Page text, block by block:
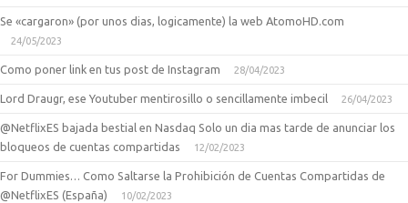
Se «cargaron» (por unos dias, logicamente) la web AtomoHD.com
24/05/2023
Como poner link en tus post de Instagram 28/04/2023
Lord Draugr, ese Youtuber mentirosillo o sencillamente imbecil 26/04/2023
@NetflixES bajada bestial en Nasdaq Solo un dia mas tarde de anunciar los
bloqueos de cuentas compartidas
12/02/2023
For Dummies… Como Saltarse la Prohibición de Cuentas Compartidas de
@NetflixES (España)
10/02/2023